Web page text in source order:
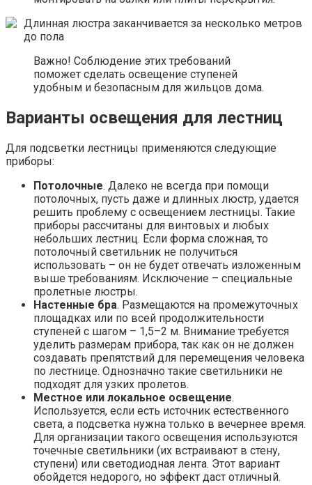
Длинная люстра заканчивается за несколько метров
до пола
Важно! Соблюдение этих требований
поможет сделать освещение ступеней
удобным и безопасным для жильцов дома.
Варианты освещения для лестниц
Для подсветки лестницы применяются следующие
приборы:
Потолочные. Далеко не всегда при помощи
потолочных, пусть даже и длинных люстр, удается
решить проблему с освещением лестницы. Такие
приборы рассчитаны для винтовых и любых
небольших лестниц. Если форма сложная, то
потолочный светильник не получиться
использовать – он не будет отвечать изложенным
выше требованиям. Исключение – специальные
пролетные люстры.
Настенные бра. Размещаются на промежуточных
площадках или по всей продолжительности
ступеней с шагом – 1,5–2 м. Внимание требуется
уделить размерам прибора, так как он не должен
создавать препятствий для перемещения человека
по лестнице. Однозначно такие светильники не
подходят для узких пролетов.
Местное или локальное освещение.
Используется, если есть источник естественного
света, а подсветка нужна только в вечернее время.
Для организации такого освещения используются
точечные светильники (их встраивают в стену,
ступени) или светодиодная лента. Этот вариант
обойдется недорого, но эффект даст отличный.